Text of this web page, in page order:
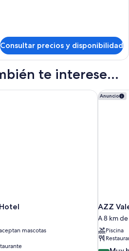
Consultar precios y disponibilidad
te interese...
mascotas
Anuncio
AZZ
A 8 km
Piscina
AZZ